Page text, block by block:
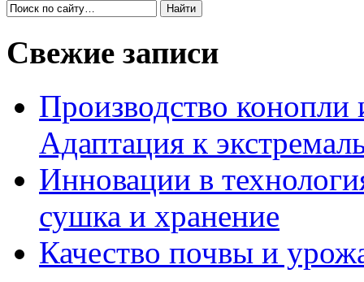
Свежие записи
Производство конопли
Адаптация к
Инновации в
сушка и хранение
Качество почвы и